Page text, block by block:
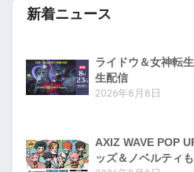
新着ニュース
ライドウ＆女神転
生配信
2026年8月8日
AXIZ WAVE POP
ッズ＆ノベルティも